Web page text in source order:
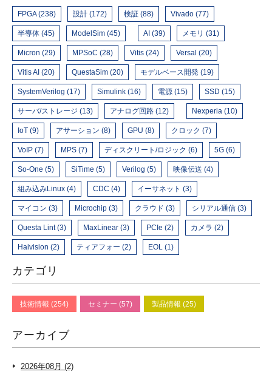
FPGA (238) 設計 (172) 検証 (88) Vivado (77)
半導体 (45) ModelSim (45) AI (39) メモリ (31)
Micron (29) MPSoC (28) Vitis (24) Versal (20)
Vitis AI (20) QuestaSim (20) モデルベース開発 (19)
SystemVerilog (17) Simulink (16) 電源 (15) SSD (15)
サーバ/ストレージ (13) アナログ回路 (12) Nexperia (10)
IoT (9) アサーション (8) GPU (8) クロック (7)
VoIP (7) MPS (7) ディスクリート/ロジック (6) 5G (6)
So-One (5) SiTime (5) Verilog (5) 映像伝送 (4)
組み込みLinux (4) CDC (4) イーサネット (3)
マイコン (3) Microchip (3) クラウド (3) シリアル通信 (3)
Questa Lint (3) MaxLinear (3) PCIe (2) カメラ (2)
Haivision (2) ティアフォー (2) EOL (1)
カテゴリ
技術情報 (254) セミナー (57) 製品情報 (25)
アーカイブ
2026年08月 (2)